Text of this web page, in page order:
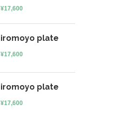
¥17,600
iromoyo plate
¥17,600
iromoyo plate
¥17,600